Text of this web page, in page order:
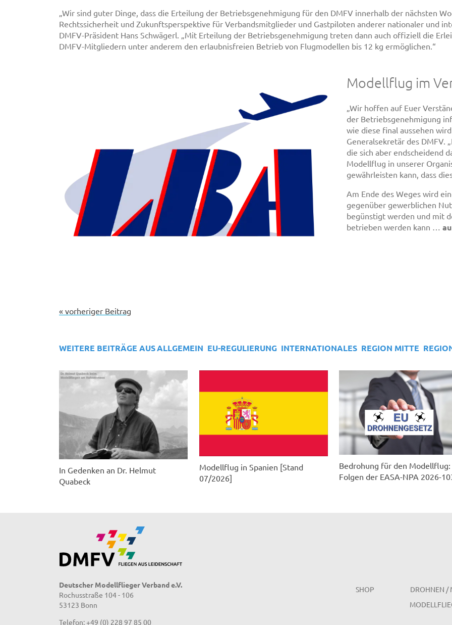
„Wir sind guter Dinge, dass die Erteilung der Betriebsgenehmigung für den DMFV innerhalb der nächsten
Rechtssicherheit und Zukunftsperspektive für Verbandsmitglieder und Gastpiloten anderer nationaler und
DMFV-Präsident Hans Schwägerl. „Mit Erteilung der Betriebsgenehmigung treten dann auch offiziell die
DMFV-Mitgliedern unter anderem den erlaubnisfreien Betrieb von Flugmodellen bis 12 kg ermöglichen.“
Modellflug im
„Wir hoffen auf Euer
der Betriebsgenehmigung
wie diese final aussehen
Generalsekretär des DMFV.
die sich aber endscheidend
Modellflug in unserer
gewährleisten kann, dass
Am Ende des Weges wird
gegenüber gewerblichen
begünstigt werden und mit
betrieben werden kann …
« vorheriger Beitrag
WEITERE BEITRÄGE AUSALLGEMEIN EU-REGULIERUNG INTERNATIONALES REGION MITTE
In Gedenken an Dr. Helmut
Quabeck
Modellflug in Spanien [Stand
07/2026]
Bedrohung für den Modellflug:
Folgen der EASA-NPA 2026-
Deutscher Modellflieger Verband e.V.
Rochusstraße 104 - 106
53123 Bonn
Telefon: +49 (0) 228 97 85 00
SHOP
DROHNEN /